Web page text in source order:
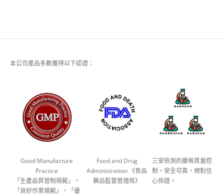
本公司產品多數獲得以下認證：
Good Manufacture
Practice
「生產品質管制規範」，
「良好作業規範」，「優
Food and Drug
Administration 《食品
藥品監督管理局》
三安檢測的嚴格質量控
制。安全可靠，絕對信
心保證。